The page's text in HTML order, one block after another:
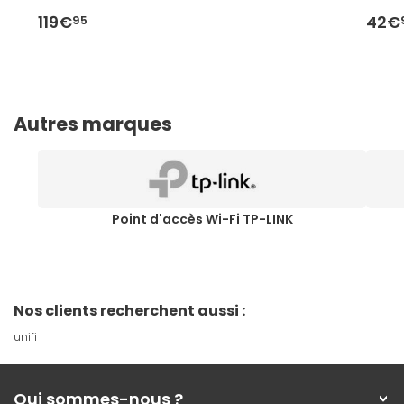
119€95 42€
Autres marques
Point d'accès Wi-Fi TP-LINK
Nos clients recherchent aussi :
unifi
Qui sommes-nous ?